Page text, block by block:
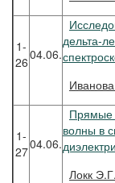
1-
2604.06.
дельта-
Иванова
1-
2704.06.
Прямые
волны в
Локк Э.Г.